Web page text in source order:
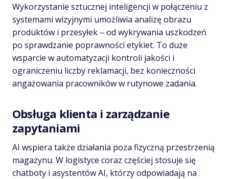
Wykorzystanie sztucznej inteligencji w połączeniu z
systemami wizyjnymi umożliwia analizę obrazu
produktów i przesyłek – od wykrywania uszkodzeń
po sprawdzanie poprawności etykiet. To duże
wsparcie w automatyzacji kontroli jakości i
ograniczeniu liczby reklamacji, bez konieczności
angażowania pracowników w rutynowe zadania.
Obsługa klienta i zarządzanie
zapytaniami
AI wspiera także działania poza fizyczną przestrzenią
magazynu. W logistyce coraz częściej stosuje się
chatboty i asystentów AI, którzy odpowiadają na